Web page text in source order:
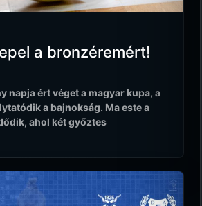
a bronzéremért!
napja ért véget a magyar kupa, a
a bajnokság. Ma este a
ahol két győztes